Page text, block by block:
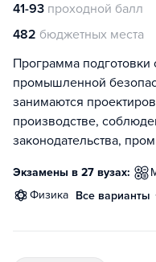
41-93 проходной балл
482 бюджетных места
Программа подготовки
промышленной
занимаются
производстве,
законодательства,
Экзамены в 27 вузах:
физика Все варианты